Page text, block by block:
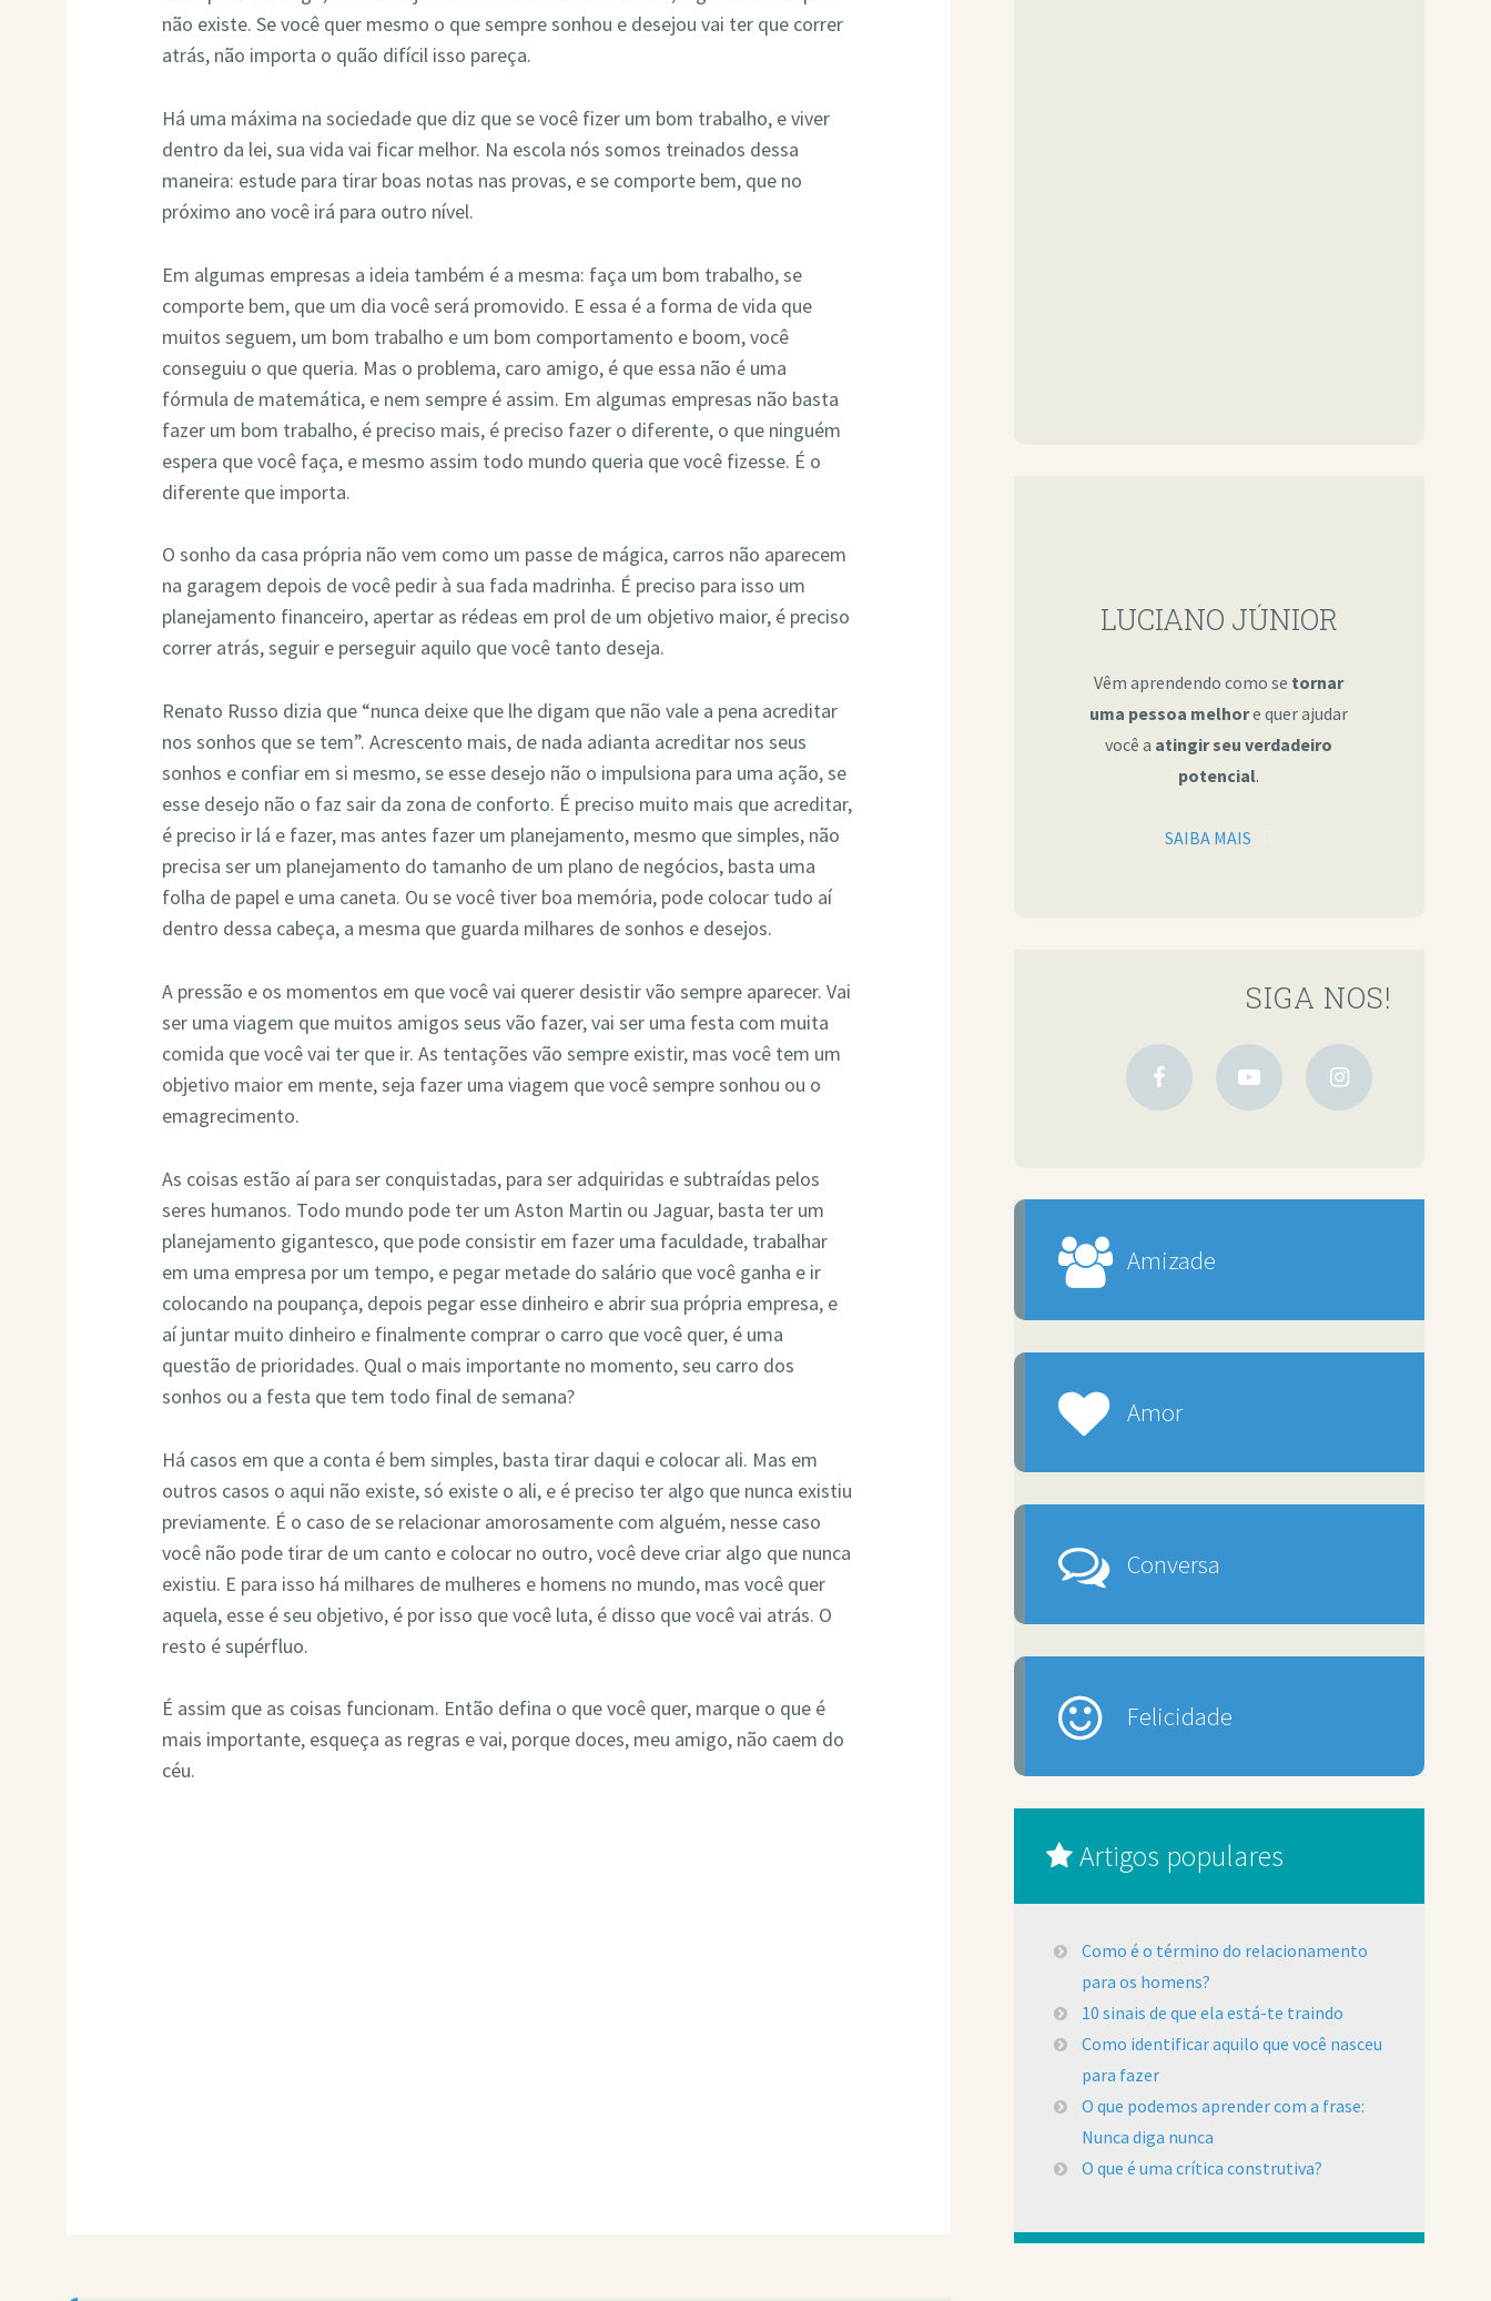
não existe. Se você quer mesmo o que sempre sonhou e desejou vai ter que correr
atrás, não importa o quão difícil isso pareça.
Há uma máxima na sociedade que diz que se você fizer um bom trabalho, e viver
dentro da lei, sua vida vai ficar melhor. Na escola nós somos treinados dessa
maneira: estude para tirar boas notas nas provas, e se comporte bem, que no
próximo ano você irá para outro nível.
Em algumas empresas a ideia também é a mesma: faça um bom trabalho, se
comporte bem, que um dia você será promovido. E essa é a forma de vida que
muitos seguem, um bom trabalho e um bom comportamento e boom, você
conseguiu o que queria. Mas o problema, caro amigo, é que essa não é uma
fórmula de matemática, e nem sempre é assim. Em algumas empresas não basta
fazer um bom trabalho, é preciso mais, é preciso fazer o diferente, o que ninguém
espera que você faça, e mesmo assim todo mundo queria que você fizesse. É o
diferente que importa.
O sonho da casa própria não vem como um passe de mágica, carros não aparecem
na garagem depois de você pedir à sua fada madrinha. É preciso para isso um
planejamento financeiro, apertar as rédeas em prol de um objetivo maior, é preciso
correr atrás, seguir e perseguir aquilo que você tanto deseja.
Renato Russo dizia que “nunca deixe que lhe digam que não vale a pena acreditar
nos sonhos que se tem”. Acrescento mais, de nada adianta acreditar nos seus
sonhos e confiar em si mesmo, se esse desejo não o impulsiona para uma ação, se
esse desejo não o faz sair da zona de conforto. É preciso muito mais que acreditar,
é preciso ir lá e fazer, mas antes fazer um planejamento, mesmo que simples, não
precisa ser um planejamento do tamanho de um plano de negócios, basta uma
folha de papel e uma caneta. Ou se você tiver boa memória, pode colocar tudo aí
dentro dessa cabeça, a mesma que guarda milhares de sonhos e desejos.
A pressão e os momentos em que você vai querer desistir vão sempre aparecer. Vai
ser uma viagem que muitos amigos seus vão fazer, vai ser uma festa com muita
comida que você vai ter que ir. As tentações vão sempre existir, mas você tem um
objetivo maior em mente, seja fazer uma viagem que você sempre sonhou ou o
emagrecimento.
As coisas estão aí para ser conquistadas, para ser adquiridas e subtraídas pelos
seres humanos. Todo mundo pode ter um Aston Martin ou Jaguar, basta ter um
planejamento gigantesco, que pode consistir em fazer uma faculdade, trabalhar
em uma empresa por um tempo, e pegar metade do salário que você ganha e ir
colocando na poupança, depois pegar esse dinheiro e abrir sua própria empresa, e
aí juntar muito dinheiro e finalmente comprar o carro que você quer, é uma
questão de prioridades. Qual o mais importante no momento, seu carro dos
sonhos ou a festa que tem todo final de semana?
Há casos em que a conta é bem simples, basta tirar daqui e colocar ali. Mas em
outros casos o aqui não existe, só existe o ali, e é preciso ter algo que nunca existiu
previamente. É o caso de se relacionar amorosamente com alguém, nesse caso
você não pode tirar de um canto e colocar no outro, você deve criar algo que nunca
existiu. E para isso há milhares de mulheres e homens no mundo, mas você quer
aquela, esse é seu objetivo, é por isso que você luta, é disso que você vai atrás. O
resto é supérfluo.
É assim que as coisas funcionam. Então defina o que você quer, marque o que é
mais importante, esqueça as regras e vai, porque doces, meu amigo, não caem do
céu.
LUCIANO JÚNIOR
Vêm aprendendo como se tornar
uma pessoa melhore quer ajudar
você a atingir seu verdadeiro
potencial.
SAIBA MAIS
SIGA NOS!
Amizade
Amor
Conversa
Felicidade
Artigos populares
Como é o término do relacionamento
para os homens?
10 sinais de que ela está-te traindo
Como identificar aquilo que você nasceu
para fazer
O que podemos aprender com a frase:
Nunca diga nunca
O que é uma crítica construtiva?